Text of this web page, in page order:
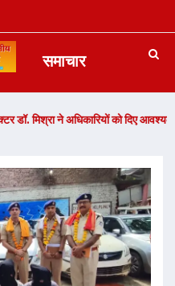
समाचार
को दिए आवश्यक दिशा-निर्देश -